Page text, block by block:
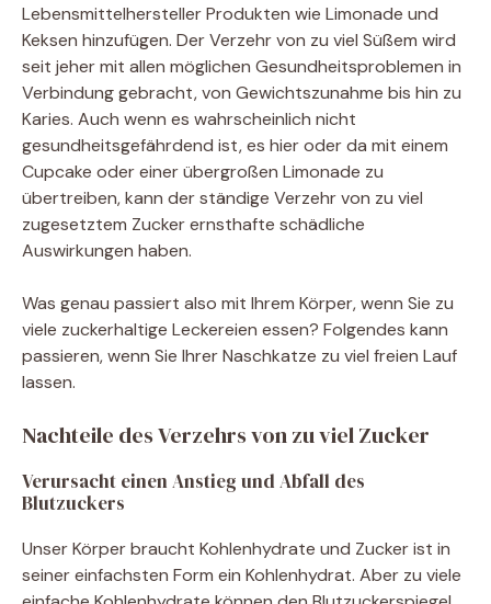
Lebensmittelhersteller Produkten wie Limonade und
Keksen hinzufügen. Der Verzehr von zu viel Süßem wird
seit jeher mit allen möglichen Gesundheitsproblemen in
Verbindung gebracht, von Gewichtszunahme bis hin zu
Karies. Auch wenn es wahrscheinlich nicht
gesundheitsgefährdend ist, es hier oder da mit einem
Cupcake oder einer übergroßen Limonade zu
übertreiben, kann der ständige Verzehr von zu viel
zugesetztem Zucker ernsthafte schädliche
Auswirkungen haben.
Was genau passiert also mit Ihrem Körper, wenn Sie zu
viele zuckerhaltige Leckereien essen? Folgendes kann
passieren, wenn Sie Ihrer Naschkatze zu viel freien Lauf
lassen.
Nachteile des Verzehrs von zu viel Zucker
Verursacht einen Anstieg und Abfall des
Blutzuckers
Unser Körper braucht Kohlenhydrate und Zucker ist in
seiner einfachsten Form ein Kohlenhydrat. Aber zu viele